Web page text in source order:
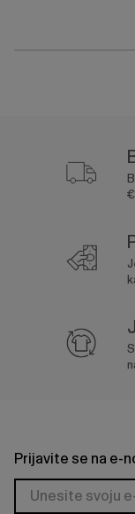
Prijavite se na e-